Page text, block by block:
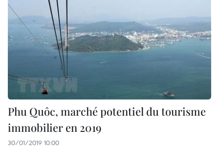
Phu Quôc, marché potentiel du tourisme
immobilier en 2019
30/01/2019 10:00